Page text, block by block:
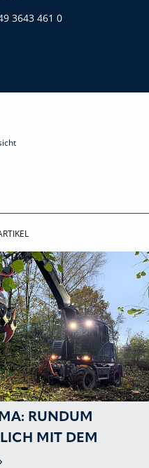
3643 461 0
RUNDUM
MIT DEM
ALS UNIVERSAL-